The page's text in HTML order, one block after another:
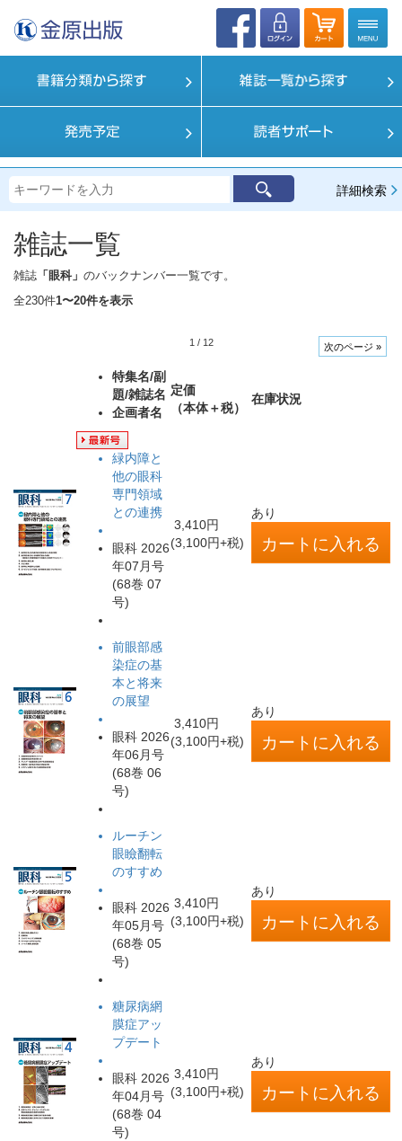
詳細検索
雑誌一覧
雑誌 「眼科」 のバックナンバー一覧です。
全230件1〜20件を表示
1 / 12 次のページ »
特集名/副
題/雑誌名
企画者名
定価
（本体＋税）
在庫状況
緑内障と
他の眼科
専門領域
との連携
眼科 2026
年07月号
(68巻 07
号)
3,410円
(3,100円+税)
あり
前眼部感
染症の基
本と将来
の展望
眼科 2026
年06月号
(68巻 06
号)
3,410円
(3,100円+税)
あり
ルーチン
眼瞼翻転
のすすめ
眼科 2026
年05月号
(68巻 05
号)
3,410円
(3,100円+税)
あり
糖尿病網
膜症アッ
プデート
眼科 2026
年04月号
(68巻 04
号)
3,410円
(3,100円+税)
あり